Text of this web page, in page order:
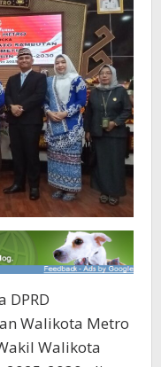
DPRD
Walikota Metro
Walikota